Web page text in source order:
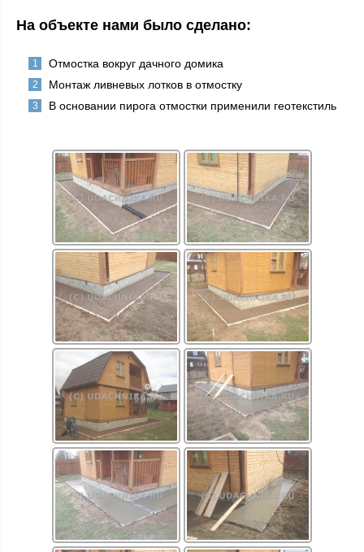
На объекте нами было сделано:
Отмостка вокруг дачного домика
Монтаж ливневых лотков в отмостку
В основании пирога отмостки применили геотекстиль